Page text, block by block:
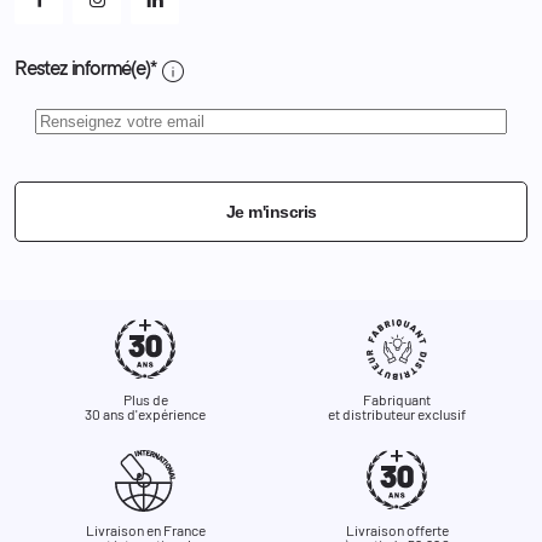
Restez informé(e)* info
Je m'inscris
Plus de
30 ans d'expérience
Fabriquant
et distributeur exclusif
Livraison en France
Livraison offerte